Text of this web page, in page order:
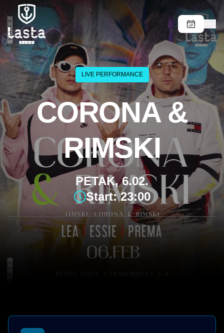
LIVE PERFORMANCE
CORONA &
RIMSKI
PETAK, 6.02.
Start: 23:00